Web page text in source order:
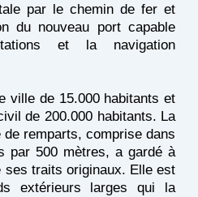
par le chemin de fer et
du nouveau port capable
et la navigation
ville de 15.000 habitants et
de 200.000 habitants. La
remparts, comprise dans
par 500 mètres, a gardé à
ses traits originaux. Elle est
extérieurs larges qui la